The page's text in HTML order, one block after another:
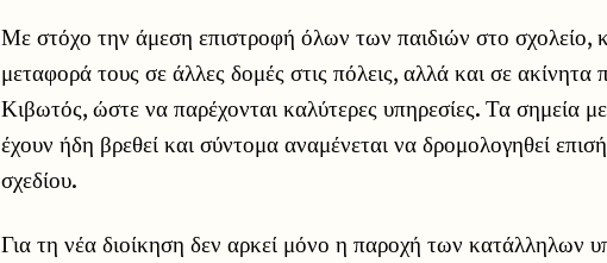
Με στόχο την άμεση επιστροφή όλων των παιδιών στο σχολείο,
μεταφορά τους σε άλλες δομές στις πόλεις, αλλά και σε ακίνητα
Κιβωτός, ώστε να παρέχονται καλύτερες υπηρεσίες. Τα σημεία
έχουν ήδη βρεθεί και σύντομα αναμένεται να δρομολογηθεί
σχεδίου.
Για τη νέα διοίκηση δεν αρκεί μόνο η παροχή των κατάλληλων